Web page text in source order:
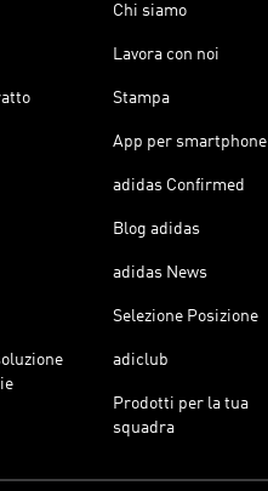
Chi siamo
Lavora con noi
Stampa
App per smartphone
adidas Confirmed
Blog adidas
adidas News
Selezione Posizione
adiclub
Prodotti per la tua
squadra